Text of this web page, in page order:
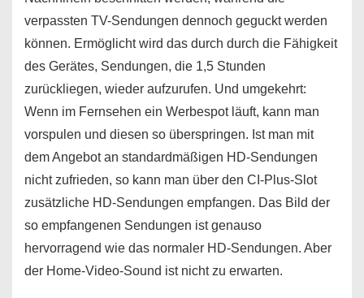
verpassten TV-Sendungen dennoch geguckt werden
können. Ermöglicht wird das durch durch die Fähigkeit
des Gerätes, Sendungen, die 1,5 Stunden
zurückliegen, wieder aufzurufen. Und umgekehrt:
Wenn im Fernsehen ein Werbespot läuft, kann man
vorspulen und diesen so überspringen. Ist man mit
dem Angebot an standardmäßigen HD-Sendungen
nicht zufrieden, so kann man über den CI-Plus-Slot
zusätzliche HD-Sendungen empfangen. Das Bild der
so empfangenen Sendungen ist genauso
hervorragend wie das normaler HD-Sendungen. Aber
der Home-Video-Sound ist nicht zu erwarten.